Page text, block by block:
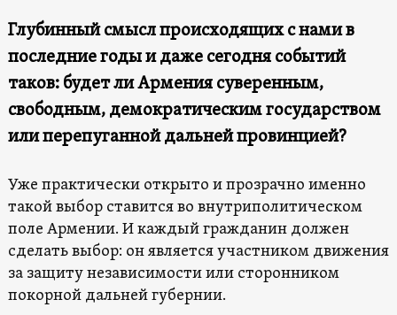
Глубинный смысл происходящих с нами в
последние годы и даже сегодня событий
таков: будет ли Армения суверенным,
свободным, демократическим государством
или перепуганной дальней провинцией?
Уже практически открыто и прозрачно именно
такой выбор ставится во внутриполитическом
поле Армении. И каждый гражданин должен
сделать выбор: он является участником движения
за защиту независимости или сторонником
покорной дальней губернии.